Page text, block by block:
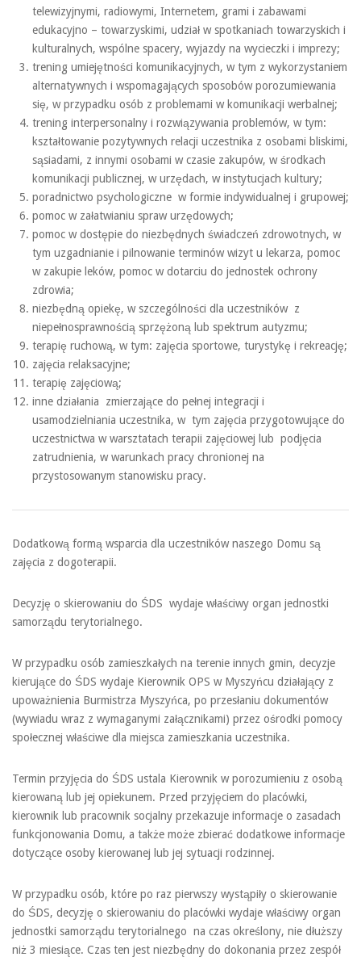
telewizyjnymi, radiowymi, Internetem, grami i zabawami
edukacyjno – towarzyskimi, udział w spotkaniach towarzyskich i
kulturalnych, wspólne spacery, wyjazdy na wycieczki i imprezy;
trening umiejętności komunikacyjnych, w tym z wykorzystaniem
alternatywnych i wspomagających sposobów porozumiewania
się, w przypadku osób z problemami w komunikacji werbalnej;
trening interpersonalny i rozwiązywania problemów, w tym:
kształtowanie pozytywnych relacji uczestnika z osobami bliskimi,
sąsiadami, z innymi osobami w czasie zakupów, w środkach
komunikacji publicznej, w urzędach, w instytucjach kultury;
poradnictwo psychologiczne w formie indywidualnej i grupowej;
pomoc w załatwianiu spraw urzędowych;
pomoc w dostępie do niezbędnych świadczeń zdrowotnych, w
tym uzgadnianie i pilnowanie terminów wizyt u lekarza, pomoc
w zakupie leków, pomoc w dotarciu do jednostek ochrony
zdrowia;
niezbędną opiekę, w szczególności dla uczestników z
niepełnosprawnością sprzężoną lub spektrum autyzmu;
terapię ruchową, w tym: zajęcia sportowe, turystykę i rekreację;
zajęcia relaksacyjne;
terapię zajęciową;
inne działania zmierzające do pełnej integracji i
usamodzielniania uczestnika, w tym zajęcia przygotowujące do
uczestnictwa w warsztatach terapii zajęciowej lub podjęcia
zatrudnienia, w warunkach pracy chronionej na
przystosowanym stanowisku pracy.
Dodatkową formą wsparcia dla uczestników naszego Domu są
zajęcia z dogoterapii.
Decyzję o skierowaniu do ŚDS wydaje właściwy organ jednostki
samorządu terytorialnego.
W przypadku osób zamieszkałych na terenie innych gmin, decyzje
kierujące do ŚDS wydaje Kierownik OPS w Myszyńcu działający z
upoważnienia Burmistrza Myszyńca, po przesłaniu dokumentów
(wywiadu wraz z wymaganymi załącznikami) przez ośrodki pomocy
społecznej właściwe dla miejsca zamieszkania uczestnika.
Termin przyjęcia do ŚDS ustala Kierownik w porozumieniu z osobą
kierowaną lub jej opiekunem. Przed przyjęciem do placówki,
kierownik lub pracownik socjalny przekazuje informacje o zasadach
funkcjonowania Domu, a także może zbierać dodatkowe informacje
dotyczące osoby kierowanej lub jej sytuacji rodzinnej.
W przypadku osób, które po raz pierwszy wystąpiły o skierowanie
do ŚDS, decyzję o skierowaniu do placówki wydaje właściwy organ
jednostki samorządu terytorialnego na czas określony, nie dłuższy
niż 3 miesiące. Czas ten jest niezbędny do dokonania przez zespół